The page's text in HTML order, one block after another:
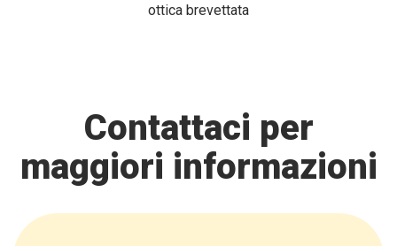
ottica brevettata
Contattaci per
maggiori informazioni